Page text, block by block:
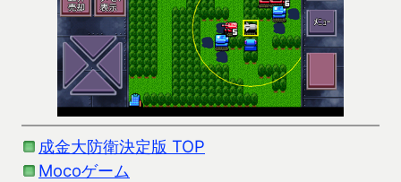
成金大防衛決定版 TOP
Mocoゲーム